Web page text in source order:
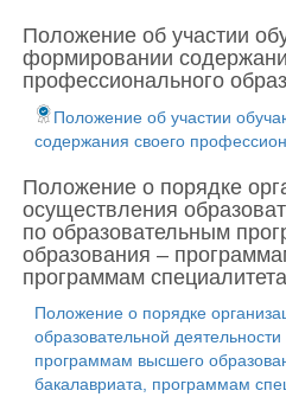
Положение об участии
формировании
профессионального
Положение об участии
содержания своего
Положение о порядке
осуществления
по образовательным
образования –
программам специалитета
Положение о порядке
образовательной
программам высшего
бакалавриата, программам